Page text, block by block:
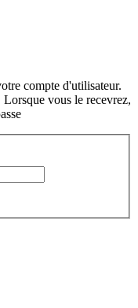
compte d'utilisateur.
vous le recevrez,